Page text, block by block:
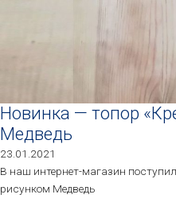
Новинка — топор
Медведь
23.01.2021
В наш интернет-магазин
рисунком Медведь